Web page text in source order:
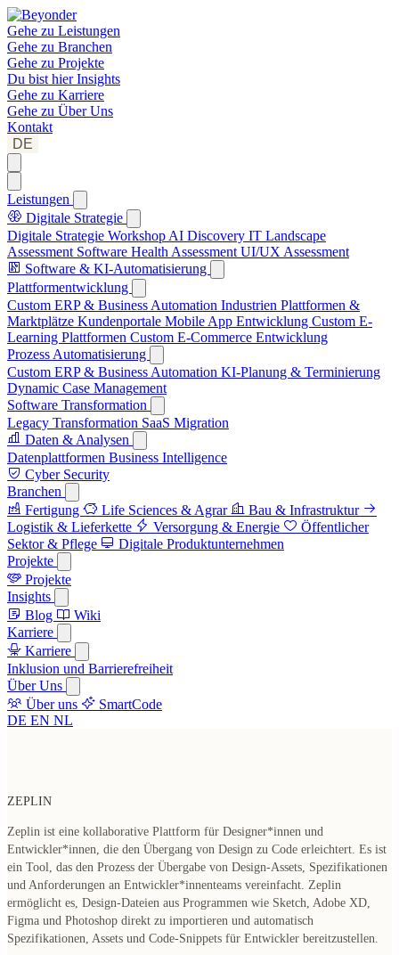
Gehe zu Leistungen
Gehe zu Branchen
Gehe zu Projekte
Du bist hierInsights
Gehe zu Karriere
Gehe zu Über Uns
Kontakt
DE
Leistungen
Digitale Strategie
Digitale Strategie Workshop AI Discovery IT Landscape
Assessment Software Health Assessment UI/UX Assessment
Software & KI-Automatisierung
Plattformentwicklung
Custom ERP & Business Automation Industrien Plattformen &
Marktplätze Kundenportale Mobile App Entwicklung Custom E-
Learning Plattformen Custom E-Commerce Entwicklung
Prozess Automatisierung
Custom ERP & Business Automation KI-Planung & Terminierung
Dynamic Case Management
Software Transformation
Legacy Transformation SaaS Migration
Daten & Analysen
Datenplattformen Business Intelligence
Cyber Security
Branchen
Fertigung
Life Sciences & Agrar
Bau & Infrastruktur
Logistik & Lieferkette
Versorgung & Energie
Öffentlicher
Sektor & Pflege
Digitale Produktunternehmen
Projekte
Projekte
Insights
Blog
Wiki
Karriere
Karriere
Inklusion und Barrierefreiheit
Über Uns
Über uns
SmartCode
DE EN NL
ZEPLIN
Zeplin ist eine kollaborative Plattform für Designer*innen und
Entwickler*innen, die den Übergang von Design zu Code erleichtert. Es ist
ein Tool, das den Prozess der Übergabe von Design-Assets, Spezifikationen
und Anforderungen an Entwickler*innenteams vereinfacht. Zeplin
ermöglicht es, Design-Dateien aus Programmen wie Sketch, Adobe XD,
Figma und Photoshop direkt zu importieren und automatisch
Spezifikationen, Assets und Code-Snippets für Entwickler bereitzustellen.